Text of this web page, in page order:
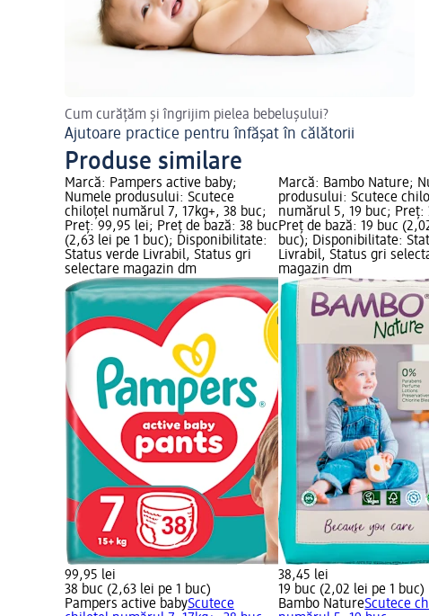
Cum curățăm și îngrijim pielea bebelușului?
Ajutoare practice pentru înfășat în călătorii
Produse similare
Marcă: Pampers active baby;
Numele produsului: Scutece
chiloțel numărul 7, 17kg+, 38 buc;
Preț: 99,95 lei; Preț de bază: 38 buc
(2,63 lei pe 1 buc); Disponibilitate:
Status verde Livrabil, Status gri
selectare magazin dm
99,95 lei
38 buc (2,63 lei pe 1 buc)
Pampers active babyScutece
Marcă: Bambo Nature;
produsului: Scutece
numărul 5, 19 buc; Preț:
Preț de bază: 19 buc
buc); Disponibilitate:
Livrabil, Status gri
magazin dm
38,45 lei
19 buc (2,02 lei pe 1 buc)
Bambo NatureScutece